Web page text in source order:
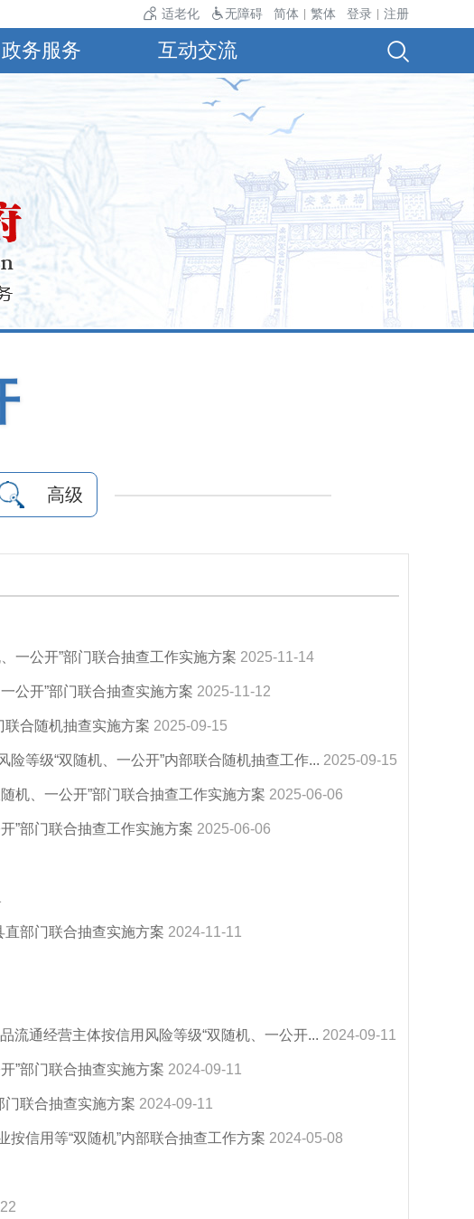
北风3～4级，22℃～34℃。 适老化 无障碍 简体 繁体 登录 注册
政务服务 互动交流
高级
一公开”部门联合抽查工作实施方案 2025-11-14
公开”部门联合抽查实施方案 2025-11-12
联合随机抽查实施方案 2025-09-15
等级“双随机、一公开”内部联合随机抽查工作... 2025-09-15
机、一公开”部门联合抽查工作实施方案 2025-06-06
”部门联合抽查工作实施方案 2025-06-06
直部门联合抽查实施方案 2024-11-11
流通经营主体按信用风险等级“双随机、一公开... 2024-09-11
”部门联合抽查实施方案 2024-09-11
门联合抽查实施方案 2024-09-11
信用等“双随机”内部联合抽查工作方案 2024-05-08